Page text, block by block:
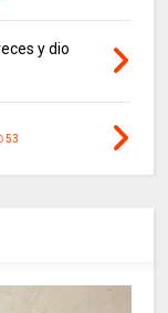
y dio
53